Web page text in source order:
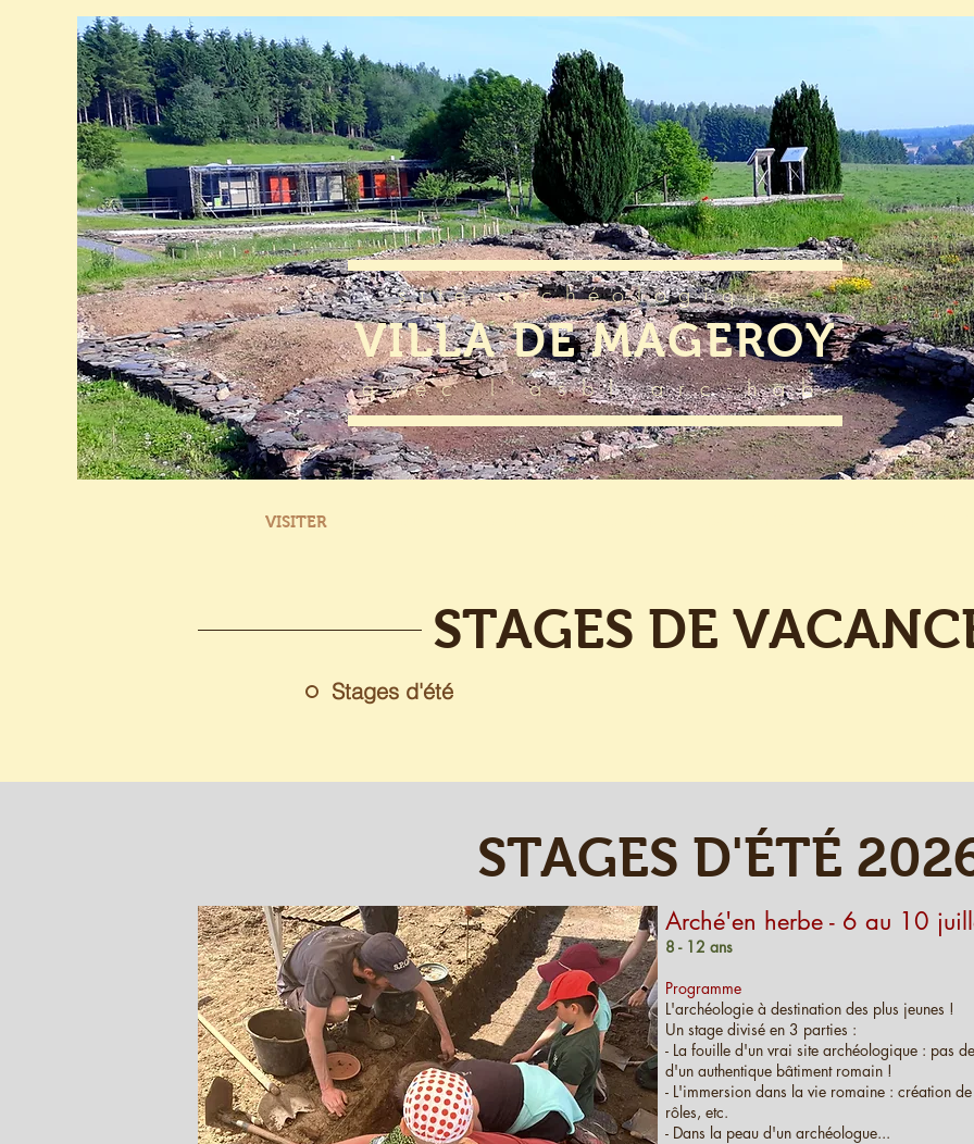
site archéologique
VILLA DE MAGEROY
avec l'asbl arc-hab
VISITER
STAGES DE
Stages d'été
STAGES D'ÉTÉ
Arché'en herbe - 6 au 10
8 - 12 ans
Programme
L'archéologie à destination des plus jeunes !
Un stage divisé en 3 parties :
- La fouille d'un vrai site archéologique : pas
d'un authentique bâtiment romain !
- L'immersion dans la vie romaine : création
rôles, etc.
- Dans la peau d'un archéologue...